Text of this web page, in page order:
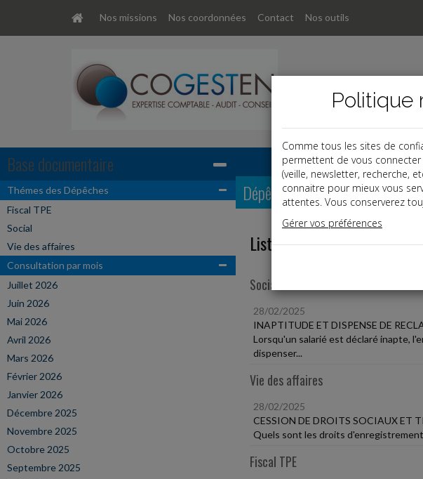
Nos missions Nos coordonnées Contact Nos outils
Base documentaire
Thémes des Dépêches
Fiscal TPE
Social
Vie des affaires
Consultation par mois
Juillet 2026
Juin 2026
Mai 2026
Avril 2026
Mars 2026
Février 2026
Janvier 2026
Décembre 2025
Novembre 2025
Octobre 2025
Septembre 2025
Dépêches
Liste des dernières
Social
28/02/2025
INAPTITUDE ET DISPENSE DE
Lorsqu'un salarié est déclaré inapte,
dispenser...
Vie des affaires
28/02/2025
CESSION DE DROITS SOCIAUX ET
Quels sont les droits
Fiscal TPE
Politique
Comme tous les sites de
permettent de vous
(veille, newsletter, recherche,
connaitre pour mieux vous
attentes. Vous conserverez
Gérer vos préférences